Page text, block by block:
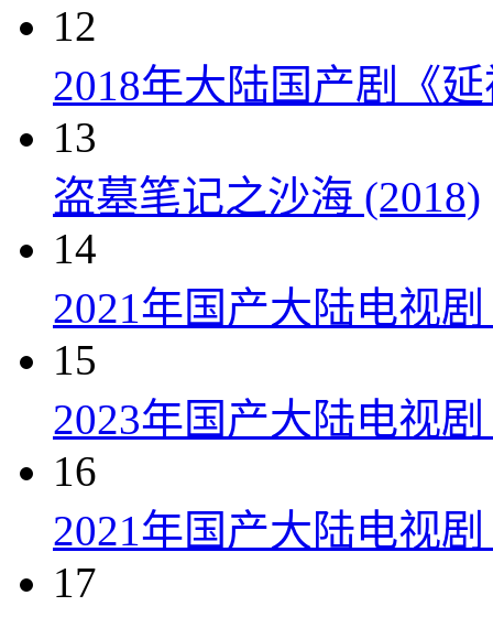
12
2018年大陆国产剧《
13
盗墓笔记之沙海 (2018)
14
2021年国产大陆电视
15
2023年国产大陆电视
16
2021年国产大陆电视
17